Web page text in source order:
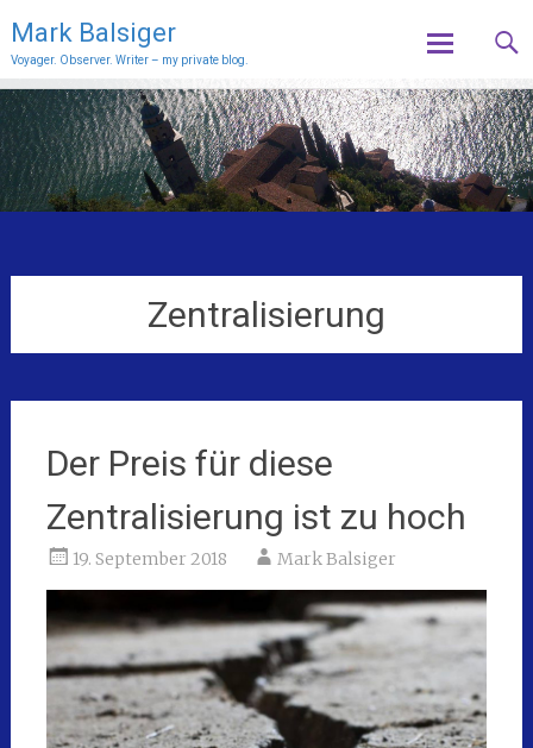
Mark Balsiger
Voyager. Observer. Writer – my private blog.
to
content
Zentralisierung
Der Preis für diese
Zentralisierung ist zu hoch
19. September 2018 Mark Balsiger